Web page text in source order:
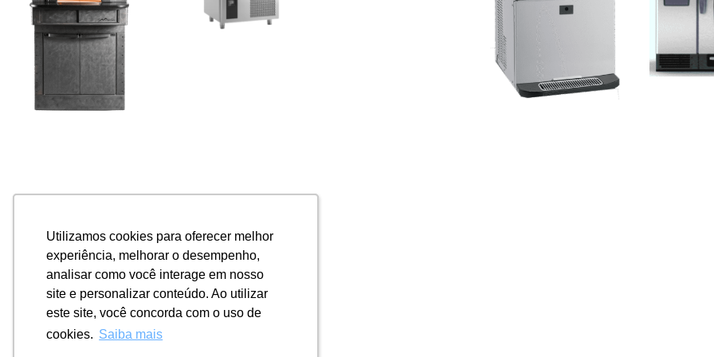
Utilizamos cookies para oferecer melhor
experiência, melhorar o desempenho,
analisar como você interage em nosso
site e personalizar conteúdo. Ao utilizar
este site, você concorda com o uso de
cookies. Saiba mais
Utilizamos cookies para oferecer melhor
experiência, melhorar o desempenho,
analisar como você interage em nosso
site e personalizar conteúdo. Ao utilizar
este site, você concorda com o uso de
cookies. Saiba mais